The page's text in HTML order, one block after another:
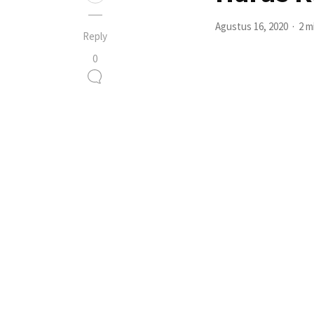
Reply
0
Agustus 16, 2020 2